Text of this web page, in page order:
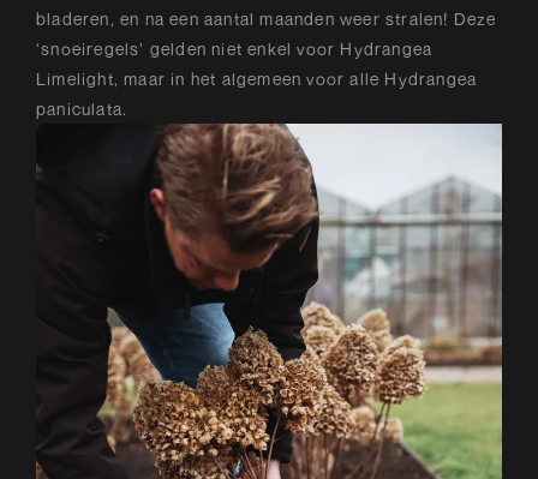
bladeren, en na een aantal maanden weer stralen! Deze
‘snoeiregels’ gelden niet enkel voor Hydrangea
Limelight, maar in het algemeen voor alle Hydrangea
paniculata.